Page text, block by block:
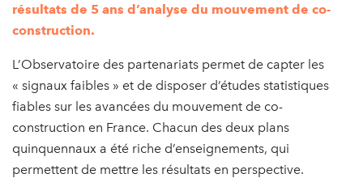
résultats de 5 ans d’analyse du mouvement de co-
construction.
L’Observatoire des partenariats permet de capter les
« signaux faibles » et de disposer d’études statistiques
fiables sur les avancées du mouvement de co-
construction en France. Chacun des deux plans
quinquennaux a été riche d’enseignements, qui
permettent de mettre les résultats en perspective.